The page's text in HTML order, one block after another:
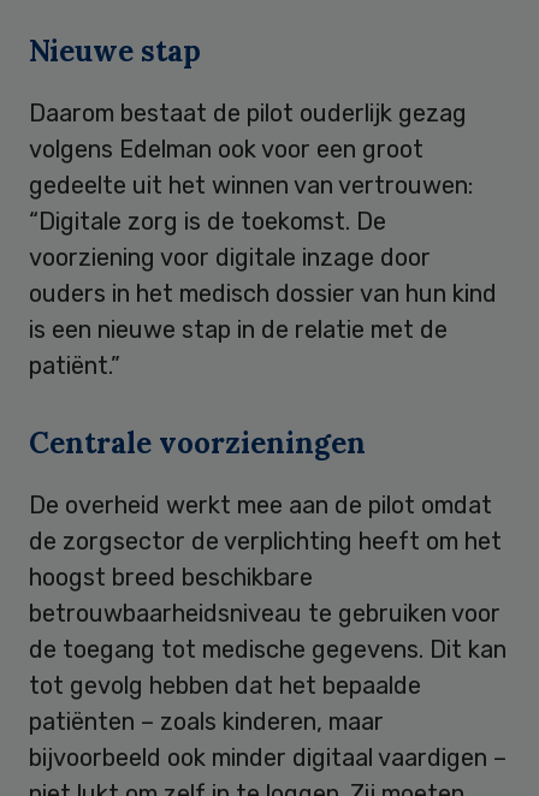
Nieuwe stap
Daarom bestaat de pilot ouderlijk gezag
volgens Edelman ook voor een groot
gedeelte uit het winnen van vertrouwen:
“Digitale zorg is de toekomst. De
voorziening voor digitale inzage door
ouders in het medisch dossier van hun kind
is een nieuwe stap in de relatie met de
patiënt.”
Centrale voorzieningen
De overheid werkt mee aan de pilot omdat
de zorgsector de verplichting heeft om het
hoogst breed beschikbare
betrouwbaarheidsniveau te gebruiken voor
de toegang tot medische gegevens. Dit kan
tot gevolg hebben dat het bepaalde
patiënten – zoals kinderen, maar
bijvoorbeeld ook minder digitaal vaardigen –